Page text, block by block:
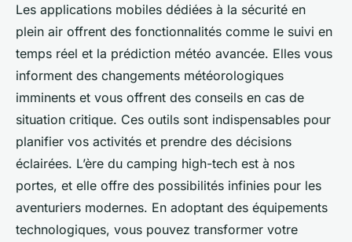
Les applications mobiles dédiées à la sécurité en
plein air offrent des fonctionnalités comme le suivi en
temps réel et la prédiction météo avancée. Elles vous
informent des changements météorologiques
imminents et vous offrent des conseils en cas de
situation critique. Ces outils sont indispensables pour
planifier vos activités et prendre des décisions
éclairées. L’ère du camping high-tech est à nos
portes, et elle offre des possibilités infinies pour les
aventuriers modernes. En adoptant des équipements
technologiques, vous pouvez transformer votre